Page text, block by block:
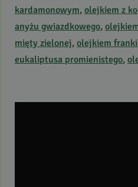
kardamonowym, olejkiem z
anyżu gwiazdkowego,
mięty zielonej, olejkiem
eukaliptusa promienistego,